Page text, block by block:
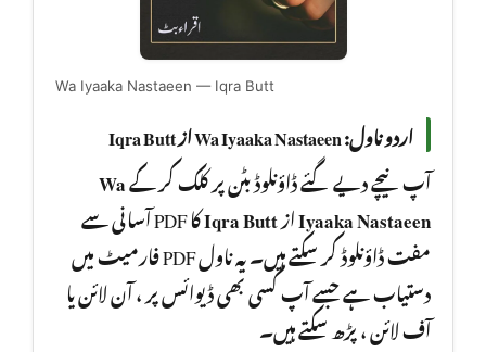
Wa Iyaaka Nastaeen — Iqra Butt
اردو ناول: Wa Iyaaka Nastaeen از Iqra Butt
آپ نیچے دیے گئے ڈاؤنلوڈ بٹن پر کلک کر کےWa
Iyaaka NastaeenازIqra Butt
کا PDF آسانی سے
مفت ڈاؤنلوڈ کر سکتے ہیں۔ یہ ناول PDF فارمیٹ میں
دستیاب ہے جسے آپ کسی بھی ڈیوائس پر ، آن لائن یا
آف لائن ، پڑھ سکتے ہیں۔